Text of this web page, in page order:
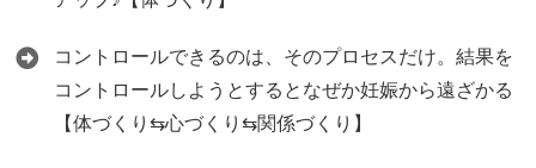
コントロールできるのは、そのプロセスだけ。結果を
コントロールしようとするとなぜか妊娠から遠ざかる
【体づくり⇆心づくり⇆関係づくり】